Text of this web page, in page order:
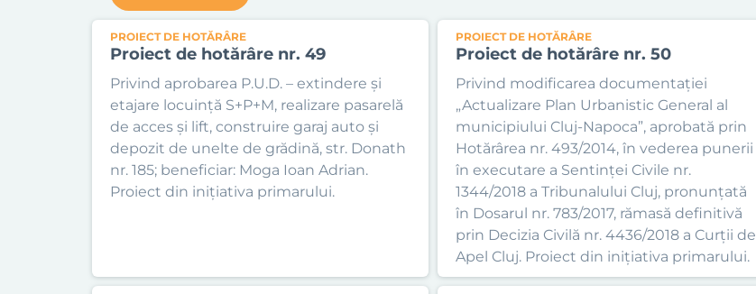
PROIECT DE HOTĂRÂRE
Proiect de hotărâre nr. 49
Privind aprobarea P.U.D. – extindere și
etajare locuință S+P+M, realizare pasarelă
de acces și lift, construire garaj auto și
depozit de unelte de grădină, str. Donath
nr. 185; beneficiar: Moga Ioan Adrian.
Proiect din inițiativa primarului.
PROIECT DE HOTĂRÂRE
Proiect de hotărâre nr. 50
Privind modificarea documentației
„Actualizare Plan Urbanistic General al
municipiului Cluj-Napoca”, aprobată prin
Hotărârea nr. 493/2014, în vederea punerii
în executare a Sentinței Civile nr.
1344/2018 a Tribunalului Cluj, pronunțată
în Dosarul nr. 783/2017, rămasă definitivă
prin Decizia Civilă nr. 4436/2018 a Curții de
Apel Cluj. Proiect din inițiativa primarului.